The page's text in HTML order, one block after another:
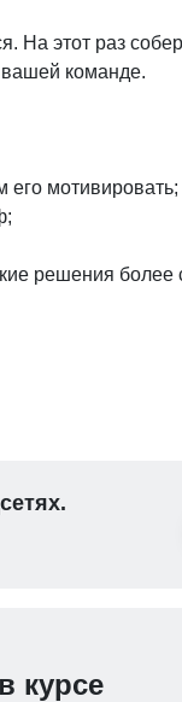
На этот раз
вашей команде.
его мотивировать;
решения
курсе